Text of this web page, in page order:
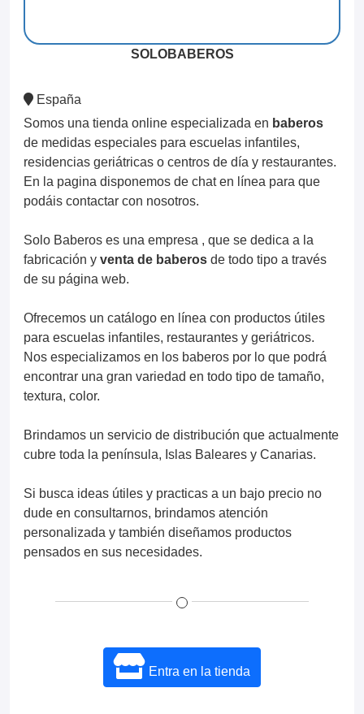
SOLOBABEROS
España
Somos una tienda online especializada en baberos
de medidas especiales para escuelas infantiles,
residencias geriátricas o centros de día y restaurantes.
En la pagina disponemos de chat en línea para que
podáis contactar con nosotros.
Solo Baberos es una empresa , que se dedica a la
fabricación y venta de baberos de todo tipo a través
de su página web.
Ofrecemos un catálogo en línea con productos útiles
para escuelas infantiles, restaurantes y geriátricos.
Nos especializamos en los baberos por lo que podrá
encontrar una gran variedad en todo tipo de tamaño,
textura, color.
Brindamos un servicio de distribución que actualmente
cubre toda la península, Islas Baleares y Canarias.
Si busca ideas útiles y practicas a un bajo precio no
dude en consultarnos, brindamos atención
personalizada y también diseñamos productos
pensados en sus necesidades.
Entra en la tienda